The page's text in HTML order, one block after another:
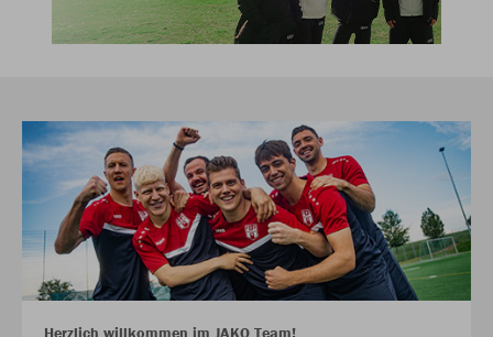
Herzlich willkommen im JAKO Team!